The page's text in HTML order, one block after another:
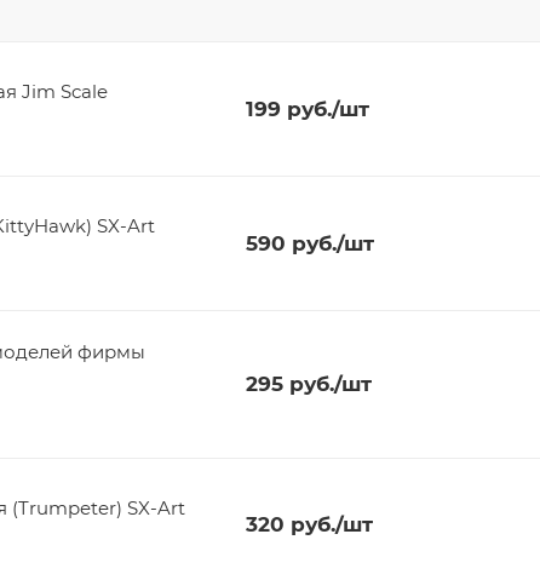
Jim Scale
199руб./шт
SX-Art
590 руб./шт
фирмы
295руб./шт
(Trumpeter) SX-Art
320 руб./шт